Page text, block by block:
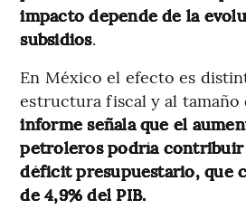
impacto depende de la
subsidios.
En México el efecto es
estructura fiscal y al tamaño
informe señala que el
petroleros podría
déficit presupuestario, que
de 4,9% del PIB.